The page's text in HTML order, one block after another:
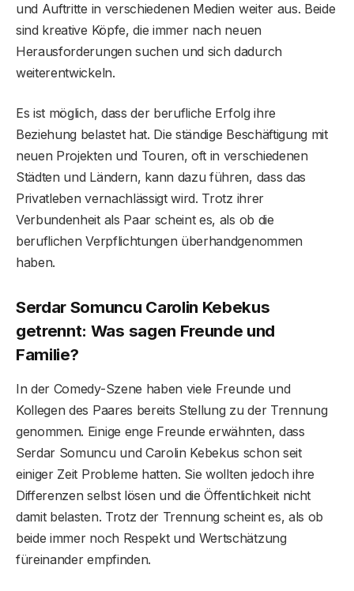
und Auftritte in verschiedenen Medien weiter aus. Beide
sind kreative Köpfe, die immer nach neuen
Herausforderungen suchen und sich dadurch
weiterentwickeln.
Es ist möglich, dass der berufliche Erfolg ihre
Beziehung belastet hat. Die ständige Beschäftigung mit
neuen Projekten und Touren, oft in verschiedenen
Städten und Ländern, kann dazu führen, dass das
Privatleben vernachlässigt wird. Trotz ihrer
Verbundenheit als Paar scheint es, als ob die
beruflichen Verpflichtungen überhandgenommen
haben.
Serdar Somuncu Carolin Kebekus
getrennt: Was sagen Freunde und
Familie?
In der Comedy-Szene haben viele Freunde und
Kollegen des Paares bereits Stellung zu der Trennung
genommen. Einige enge Freunde erwähnten, dass
Serdar Somuncu und Carolin Kebekus schon seit
einiger Zeit Probleme hatten. Sie wollten jedoch ihre
Differenzen selbst lösen und die Öffentlichkeit nicht
damit belasten. Trotz der Trennung scheint es, als ob
beide immer noch Respekt und Wertschätzung
füreinander empfinden.